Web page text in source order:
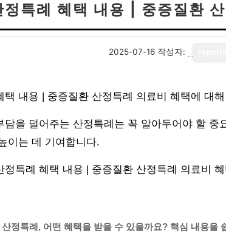
정특례 혜택 내용 | 중증질환
2025-07-16 작성자:
택 내용 | 중증질환 산정특례 의료비 혜택에 대
담을 덜어주는 산정특례는 꼭 알아두어야 할 중
이는 데 기여합니다.
정특례 혜택 내용 | 중증질환 산정특례 의료비
산정특례, 어떤 혜택을 받을 수 있을까요? 핵심 내용을